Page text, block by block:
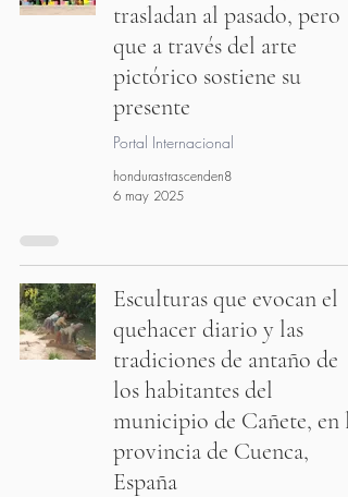
trasladan al pasado, pero
que a través del arte
pictórico sostiene su
presente
Portal Internacional
hondurastrascenden8
6 may 2025
Esculturas que evocan el
quehacer diario y las
tradiciones de antaño de
los habitantes del
municipio de Cañete, en la
provincia de Cuenca,
España